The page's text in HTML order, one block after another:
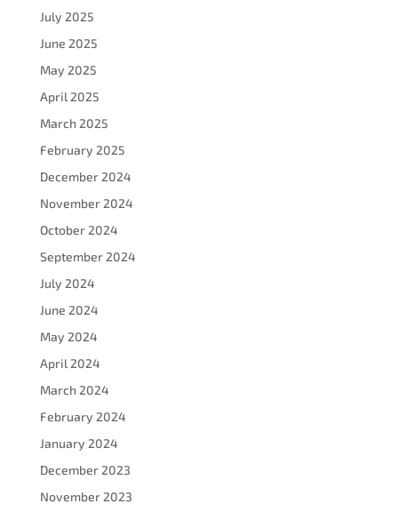
July 2025
June 2025
May 2025
April 2025
March 2025
February 2025
December 2024
November 2024
October 2024
September 2024
July 2024
June 2024
May 2024
April 2024
March 2024
February 2024
January 2024
December 2023
November 2023